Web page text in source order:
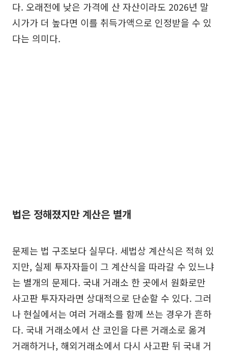
다. 오래전에 낮은 가격에 산 자산이라도 2026년 말
시가가 더 높다면 이를 취득가액으로 인정받을 수 있
다는 의미다.
법은 정해졌지만 계산은 별개
문제는 법 구조보다 실무다. 세법상 계산식은 적혀 있
지만, 실제 투자자들이 그 계산식을 따라갈 수 있느냐
는 별개의 문제다. 국내 거래소 한 곳에서 원화로만
사고판 투자자라면 상대적으로 단순할 수 있다. 그러
나 현실에서는 여러 거래소를 함께 쓰는 경우가 흔하
다. 국내 거래소에서 산 코인을 다른 거래소로 옮겨
거래하거나, 해외거래소에서 다시 사고판 뒤 국내 거